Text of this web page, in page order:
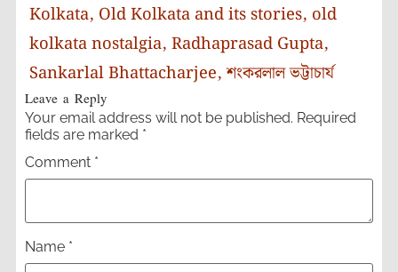
Kolkata, Old Kolkata and its stories, old
kolkata nostalgia, Radhaprasad Gupta,
Sankarlal Bhattacharjee,শংকরলাল ভট্টাচার্য
Leave a Reply
Your email address will not be published. Required
fields are marked *
Comment *
Name *